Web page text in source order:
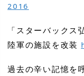
2016
「スターバック
陸軍の施設を改装
過去の辛い記憶を